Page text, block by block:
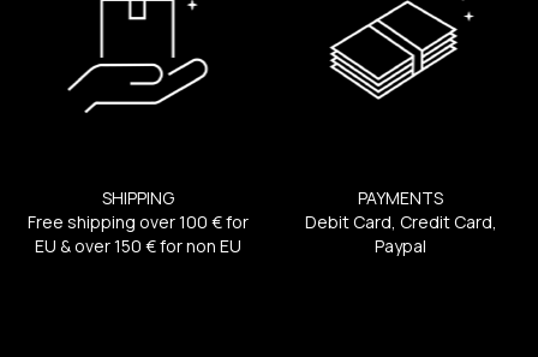
SHIPPING
Free shipping over 100 € for
EU & over 150 € for non EU
PAYMENTS
Debit Card, Credit Card,
Paypal